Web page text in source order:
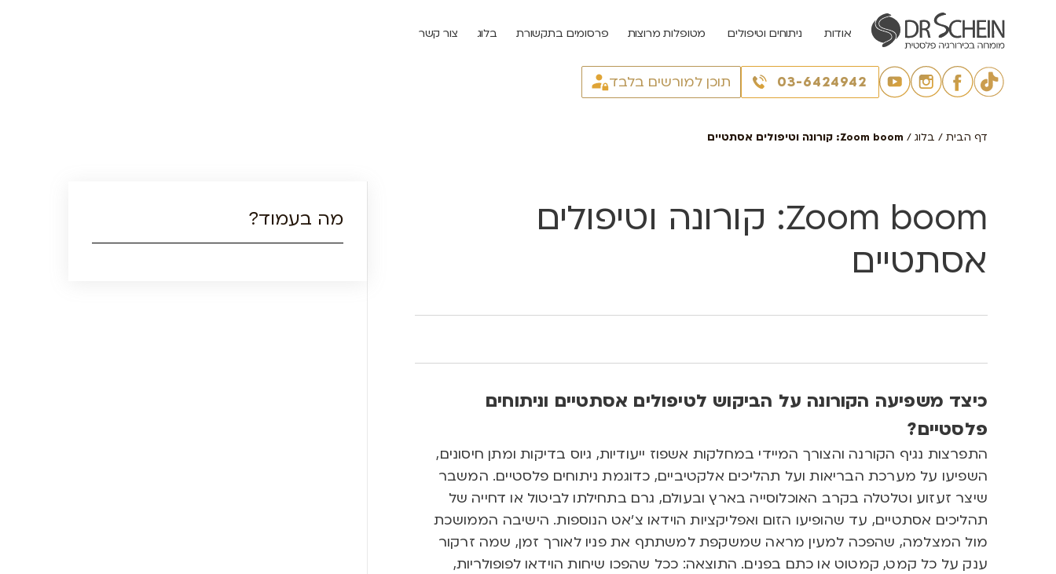
אודות ניתוחים וטיפולים מטופלות מרוצות פרסומים בתקשורת בלוג צור קשר
03-6424942 תוכן למורשים בלבד
דף הבית / בלוג / Zoom boom: קורונה וטיפולים אסתטיים
Zoom boom: קורונה וטיפולים
אסתטיים
כיצד משפיעה הקורונה על הביקוש לטיפולים אסתטיים וניתוחים
פלסטיים?
התפרצות נגיף הקורנה והצורך המיידי במחלקות אשפוז ייעודיות, גיוס בדיקות ומתן חיסונים,
השפיעו על מערכת הבריאות ועל תהליכים אלקטיביים, כדוגמת ניתוחים פלסטיים. המשבר
שיצר זעזוע וטלטלה בקרב האוכלוסייה בארץ ובעולם, גרם בתחילתו לביטול או דחייה של
תהליכים אסתטיים, עד שהופיעו הזום ואפליקציות הוידאו צ’אט הנוספות. הישיבה הממושכת
מול המצלמה, שהפכה למעין מראה שמשקפת למשתתף את פניו לאורך זמן, שמה זרקור
ענק על כל קמט, קמטוט או כתם בפנים. התוצאה: ככל שהפכו שיחות הוידאו לפופולריות,
מה בעמוד?